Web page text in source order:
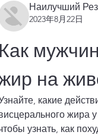
Наилучший
2023年8月22日
Как
на
какие
жира
узнать, как